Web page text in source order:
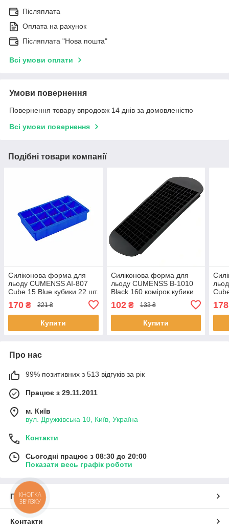
Післяплата
Оплата на рахунок
Післяплата "Нова пошта"
Всі умови оплати
Умови повернення
Повернення товару впродовж 14 днів за домовленістю
Всі умови повернення
Подібні товари компанії
Силіконова форма для
льоду CUMENSS AI-807
Cube 15 Blue кубики 22 шт.
170 ₴ 221 ₴
Купити
Силіконова форма для
льоду CUMENSS B-1010
Black 160 комірок кубики
заморожування води 57
шт.
102₴ 133 ₴
Купити
178
Про нас
99% позитивних з 513 відгуків за рік
Працює з 29.11.2011
м. Київ
вул. Дружківська 10, Київ, Україна
Контакти
Сьогодні працює з 08:30 до 20:00
Показати весь графік роботи
Про нас
Контакти
КНОПКА
ЗВ'ЯЗКУ